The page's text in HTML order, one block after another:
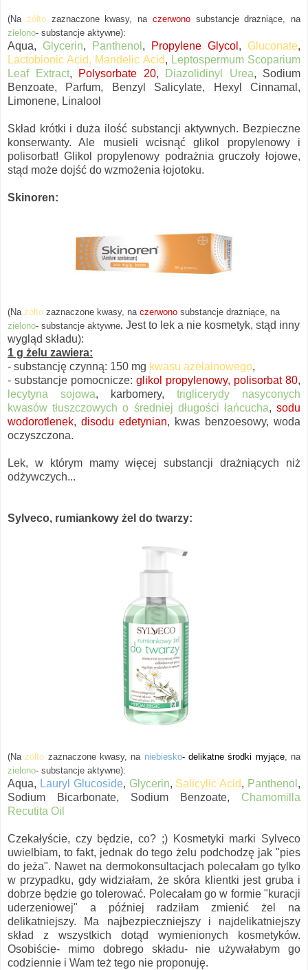
(Nażółtozaznaczone kwasy, na czerwonosubstancje drażniące, na
zielono- substancje aktywne):
Aqua, Glycerin, Panthenol , Propylene Glycol , Gluconate,
Lactobionic Acid, Mandelic Acid, Leptospermum Scoparium
Leaf Extract, Polysorbate 20, Diazolidinyl Urea, Sodium
Benzoate, Parfum, Benzyl Salicylate, Hexyl Cinnamal,
Limonene, Linalool
Skład krótki i duża ilość substancji aktywnych. Bezpieczne
konserwanty. Ale musieli wcisnąć glikol propylenowy i
polisorbat! Glikol propylenowy podrażnia gruczoły łojowe,
stąd może dojść do wzmożenia łojotoku.
Skinoren:
(Nażółto zaznaczone kwasy, na czerwono substancje drażniące, na
zielono- substancje aktywne. Jest to lek a nie kosmetyk, stąd inny
wygląd składu):
1 g żelu zawiera:
- substancję czynną: 150 mg kwasu azelainowego,
- substancje pomocnicze: glikol propylenowy, polisorbat 80,
lecytyna sojowa, karbomery, triglicerydy nasyconych
kwasów tłuszczowych o średniej długości łańcucha,sodu
wodorotlenek, disodu edetynian, kwas benzoesowy, woda
oczyszczona.
Lek, w którym mamy więcej substancji drażniących niż
odżywczych...
Sylveco, rumiankowy żel do twarzy:
(Nażółto zaznaczone kwasy, na niebiesko- delikatne środki myjące, na
zielono- substancje aktywne):
Aqua, Lauryl Glucoside, Glycerin, Salicylic Acid, Panthenol ,
Sodium Bicarbonate, Sodium Benzoate, Chamomilla
Recutita Oil
Czekałyście, czy będzie, co? ;) Kosmetyki marki Sylveco
uwielbiam, to fakt, jednak do tego żelu podchodzę jak "pies
do jeża". Nawet na dermokonsultacjach polecałam go tylko
w przypadku, gdy widziałam, że skóra klientki jest gruba i
dobrze będzie go tolerować. Polecałam go w formie "kuracji
uderzeniowej" a później radziłam zmienić żel na
delikatniejszy. Ma najbezpieczniejszy i najdelikatniejszy
skład z wszystkich dotąd wymienionych kosmetyków.
Osobiście- mimo dobrego składu- nie używałabym go
codziennie i Wam też tego nie proponuję.